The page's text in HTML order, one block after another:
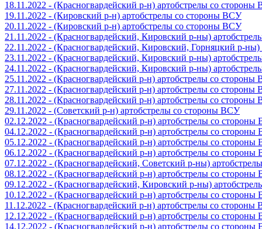
18.11.2022 - (Красногвардейский р-н) артобстрелы со стороны
19.11.2022 - (Кировский р-н) артобстрелы со стороны ВСУ
20.11.2022 - (Кировский р-н) артобстрелы со стороны ВСУ
21.11.2022 - (Красногвардейский, Кировский р-ны)
22.11.2022 - (Красногвардейский, Кировский, Горняцкий р-
23.11.2022 - (Красногвардейский, Кировский р-ны)
24.11.2022 - (Красногвардейский, Кировский р-ны)
25.11.2022 - (Красногвардейский р-н) артобстрелы со стороны
27.11.2022 - (Красногвардейский р-н) артобстрелы со стороны
28.11.2022 - (Красногвардейский р-н) артобстрелы со стороны
29.11.2022 - (Советский р-н) артобстрелы со стороны ВСУ
02.12.2022 - (Красногвардейский р-н) артобстрелы со
04.12.2022 - (Красногвардейский р-н) артобстрелы со
05.12.2022 - (Красногвардейский р-н) артобстрелы со
06.12.2022 - (Красногвардейский р-н) артобстрелы со
07.12.2022 - (Красногвардейский, Советский р-ны)
08.12.2022 - (Красногвардейский р-н) артобстрелы со
09.12.2022 - (Красногвардейский, Кировский р-ны)
10.12.2022 - (Красногвардейский р-н) артобстрелы со
11.12.2022 - (Красногвардейский р-н) артобстрелы со стороны
12.12.2022 - (Красногвардейский р-н) артобстрелы со
14.12.2022 - (Красногвардейский р-н) артобстрелы со